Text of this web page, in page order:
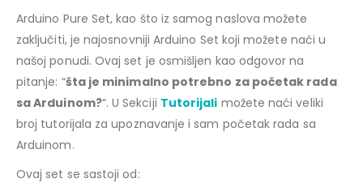
Arduino Pure Set, kao što iz samog naslova možete
zaključiti, je najosnovniji Arduino Set koji možete naći u
našoj ponudi. Ovaj set je osmišljen kao odgovor na
pitanje: “šta je minimalno potrebno za početak rada
sa Arduinom?“. U Sekciji Tutorijali možete naći veliki
broj tutorijala za upoznavanje i sam početak rada sa
Arduinom.
Ovaj set se sastoji od: